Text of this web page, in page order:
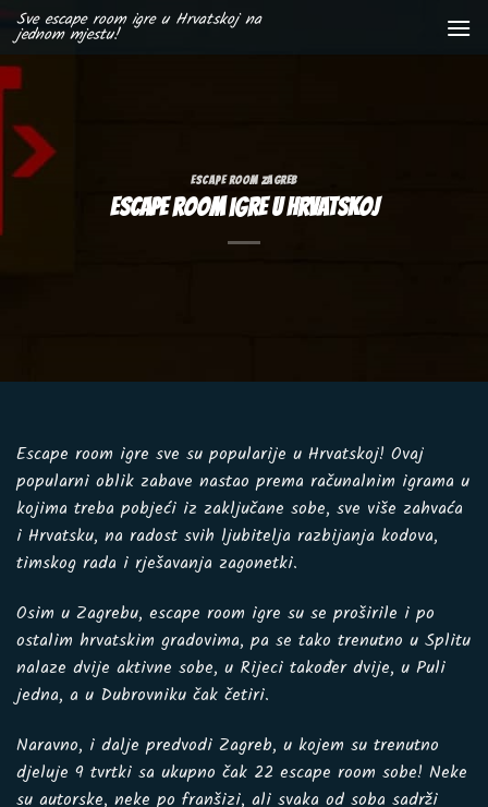
Skip
to
content
Sve escape room igre u Hrvatskoj na
jednom mjestu!
ESCAPE ROOM ZAGREB
Escape Room igre u Hrvatskoj
Escape room igre sve su popularije u Hrvatskoj! Ovaj
popularni oblik zabave nastao prema računalnim igrama u
kojima treba pobjeći iz zaključane sobe, sve više zahvaća
i Hrvatsku, na radost svih ljubitelja razbijanja kodova,
timskog rada i rješavanja zagonetki.
Osim u Zagrebu, escape room igre su se proširile i po
ostalim hrvatskim gradovima, pa se tako trenutno u Splitu
nalaze dvije aktivne sobe, u Rijeci također dvije, u Puli
jedna, a u Dubrovniku čak četiri.
Naravno, i dalje predvodi Zagreb, u kojem su trenutno
djeluje 9 tvrtki sa ukupno čak 22 escape room sobe! Neke
su autorske, neke po franšizi, ali svaka od soba sadrži